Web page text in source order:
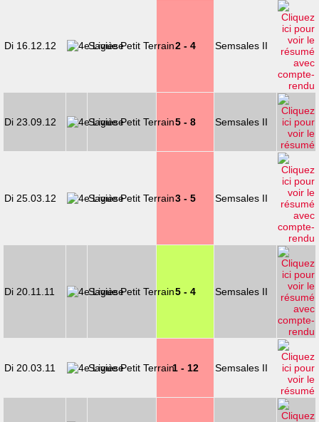
Di 16.12.12 Savièse 2 - 4 Semsales II
Di 23.09.12 Savièse 5 - 8 Semsales II
Di 25.03.12 Savièse 3 - 5 Semsales II
Di 20.11.11 Savièse 5 - 4 Semsales II
Di 20.03.11 Savièse 1 - 12 Semsales II